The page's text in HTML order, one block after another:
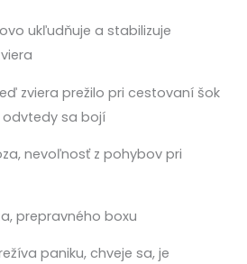
ukľudňuje a stabilizuje
zviera prežilo pri cestovaní šok
sa bojí
nevoľnosť z pohybov pri
prepravného boxu
paniku, chveje sa, je